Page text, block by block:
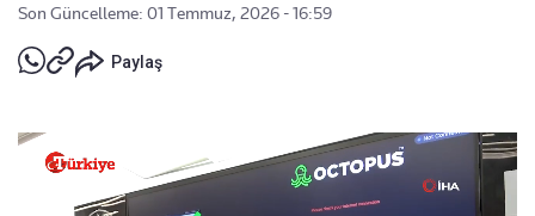
Son Güncelleme: 01 Temmuz, 2026 - 16:59
Paylaş